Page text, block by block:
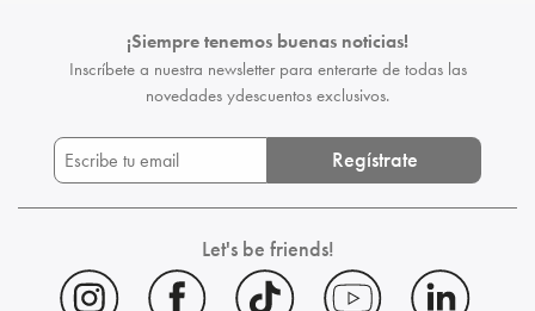
¡Siempre tenemos buenas noticias!
Inscríbete a nuestra newsletter para enterarte de todas las
novedades ydescuentos exclusivos.
Regístrate
Let's be friends!